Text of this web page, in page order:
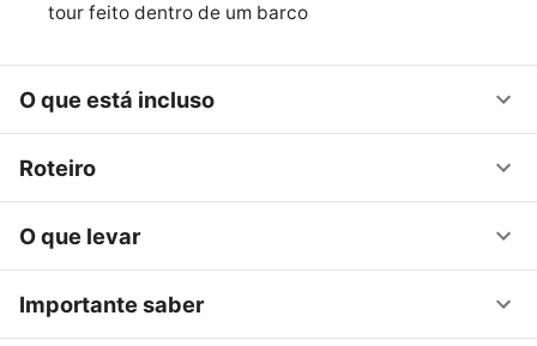
tour feito dentro de um barco
O que está incluso
Roteiro
O que levar
Importante saber